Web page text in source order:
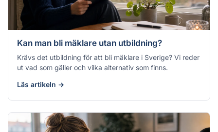
Kan man bli mäklare utan utbildning?
Krävs det utbildning för att bli mäklare i Sverige? Vi reder
ut vad som gäller och vilka alternativ som finns.
Läs artikeln →